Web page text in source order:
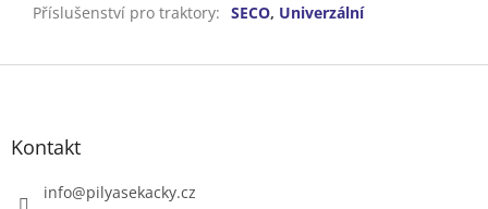
Příslušenství pro traktory: SECO, Univerzální
Z
Kontakt
info@pilyasekacky.cz